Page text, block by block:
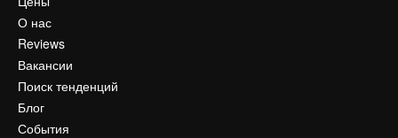
О нас
Reviews
Вакансии
Поиск тенденций
Блог
События